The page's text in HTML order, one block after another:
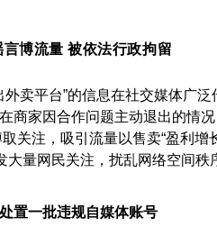
言博流量 被依法行政拘留
卖平台”的信息在社交媒体广
商家因合作问题主动退出的情
关注，吸引流量以售卖“盈利增
量网民关注，扰乱网络空间秩
置一批违规自媒体账号